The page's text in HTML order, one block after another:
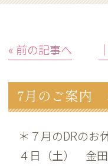
« 前の記事へ
7月のご案内
＊７月のDRのお
４日（土） 金